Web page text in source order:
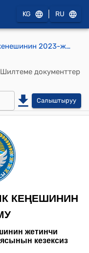
KG RU
Чон-Алай айылдык кенешинин 2023-жылдын 18-декабрындагы № 8 "Чоң-Алай районунун социалдык-экономикалык өнүгүүсүнө кошкон салымдары үчүн Чоң-Алай райондук электр тармактар ишканасынын жетекчиси Туйгунов Мунарбек Жээнбековичке Чоң-Алай айыл өкмөтүнүн “Ардактуу атуулу” наамын ыйгаруу жөнүндө" токтому
Шилтеме документтер
Салыштыруу